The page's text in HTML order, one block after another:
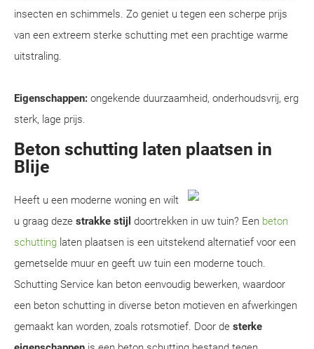
insecten en schimmels. Zo geniet u tegen een scherpe prijs
van een extreem sterke schutting met een prachtige warme
uitstraling.
Eigenschappen: ongekende duurzaamheid, onderhoudsvrij, erg
sterk, lage prijs.
Beton schutting laten plaatsen in
Blije
Heeft u een moderne woning en wilt
u graag deze strakke stijl doortrekken in uw tuin? Een beton
schutting laten plaatsen is een uitstekend alternatief voor een
gemetselde muur en geeft uw tuin een moderne touch.
Schutting Service kan beton eenvoudig bewerken, waardoor
een beton schutting in diverse beton motieven en afwerkingen
gemaakt kan worden, zoals rotsmotief. Door de sterke